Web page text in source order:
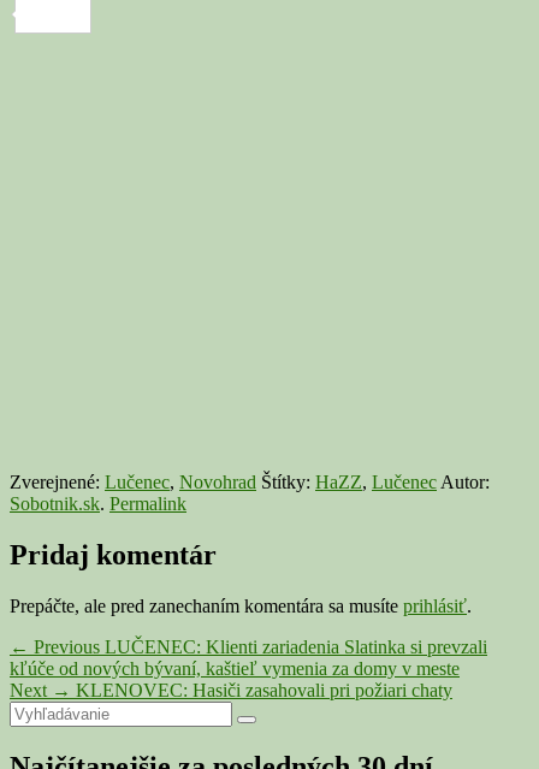
Link
Zverejnené: Lučenec, Novohrad Štítky: HaZZ, Lučenec Autor:
Sobotnik.sk. Permalink
Pridaj komentár
Prepáčte, ale pred zanechaním komentára sa musíte prihlásiť.
Navigácia
v
článku
← Previous Previous
post:
LUČENEC: Klienti zariadenia Slatinka si prevzali
kľúče od nových bývaní, kaštieľ vymenia za domy v meste
Next → Next
post:
KLENOVEC: Hasiči zasahovali pri požiari chaty
Primary
Sidebar
Search
for:
Search